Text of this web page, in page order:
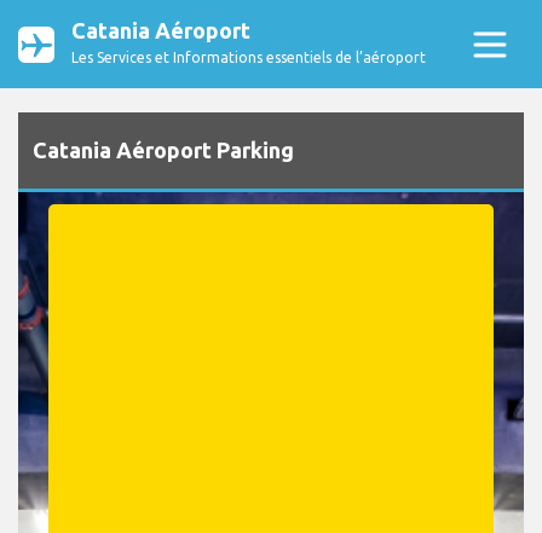
Catania Aéroport
Les Services et Informations essentiels de l’aéroport
Catania Aéroport Parking